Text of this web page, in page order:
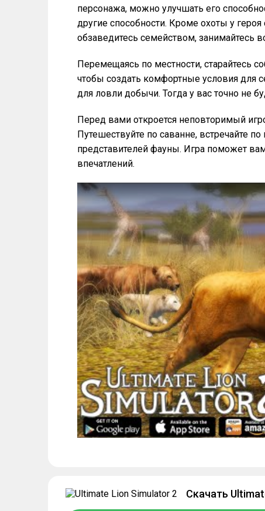
персонажа, можно улучшать его
другие способности. Кроме охоты у
обзаведитесь семейством, занимайтесь
Перемещаясь по местности, старайтесь
чтобы создать комфортные условия
для ловли добычи. Тогда у вас точно не
Перед вами откроется неповторимый
Путешествуйте по саванне, встречайте
представителей фауны. Игра поможет
впечатлений.
Скачать